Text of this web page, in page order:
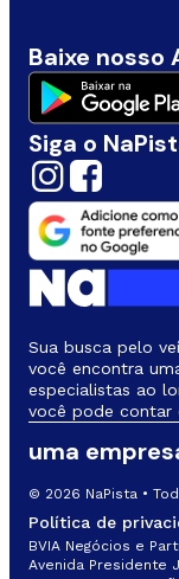
Baixe nosso
Siga o
Sua busca pelo
você encontra
especialistas ao
você pode contar
© 2026 NaPista •
Política de
BVIA Negócios e
Avenida Presidente
uma